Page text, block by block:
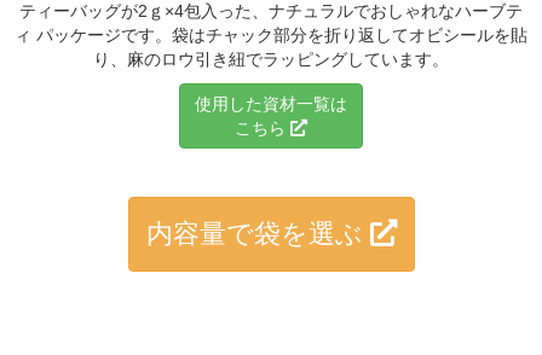
ティーバッグが2ｇ×4包入った、ナチュラルでおしゃれなハーブテ
ィ パッケージです。袋はチャック部分を折り返してオビシールを貼
り、麻のロウ引き紐でラッピングしています。
使用した資材一覧は
こちら
内容量で袋を選ぶ